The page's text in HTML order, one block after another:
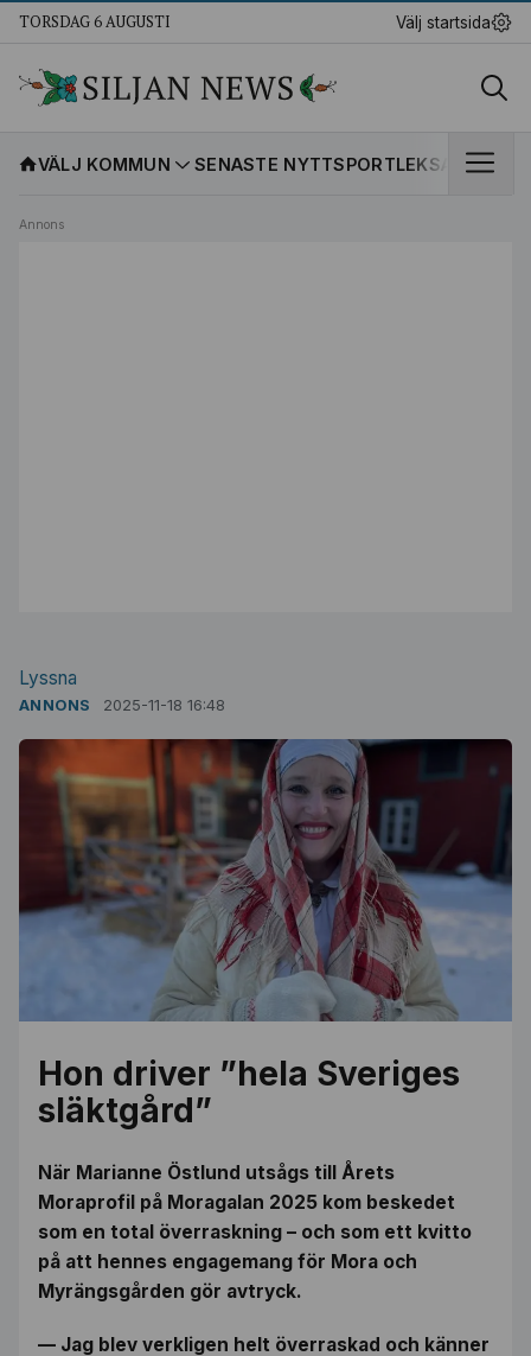
TORSDAG 6 AUGUSTI Välj startsida
VÄLJ KOMMUN SENASTE NYTTSPORTLEKSANDS IF
Annons
Lyssna
ANNONS 2025-11-18 16:48
Hon driver ”hela Sveriges
släktgård”
När Marianne Östlund utsågs till Årets
Moraprofil på Moragalan 2025 kom beskedet
som en total överraskning – och som ett kvitto
på att hennes engagemang för Mora och
Myrängsgården gör avtryck.
— Jag blev verkligen helt överraskad och känner